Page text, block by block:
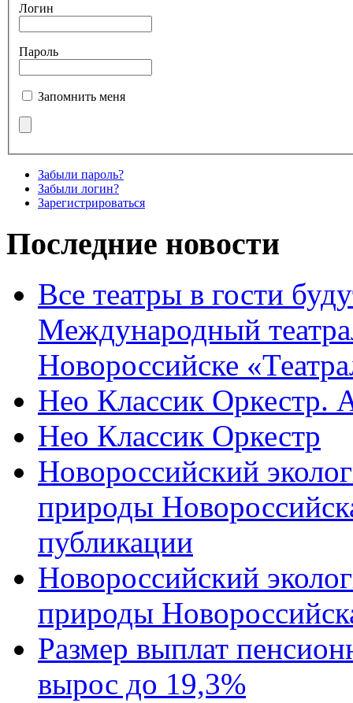
Логин
Пароль
Запомнить меня
Забыли пароль?
Забыли логин?
Зарегистрироваться
Последние новости
Все театры в гости
Международный
Новороссийске
Нео Классик Оркестр.
Нео Классик Оркестр
Новороссийский
природы
публикации
Новороссийский
природы
Размер выплат
вырос до 19,3%